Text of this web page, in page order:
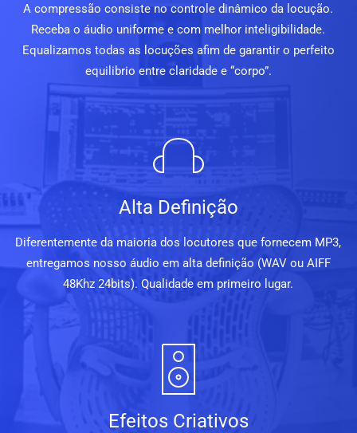
A compressão consiste no controle dinâmico da locução.
Receba o áudio uniforme e com melhor inteligibilidade.
Equalizamos todas as locuções afim de garantir o perfeito
equilibrio entre claridade e “corpo”.
Alta Definição
Diferentemente da maioria dos locutores que fornecem MP3,
entregamos nosso áudio em alta definição (WAV ou AIFF
48Khz 24bits). Qualidade em primeiro lugar.
Efeitos Criativos